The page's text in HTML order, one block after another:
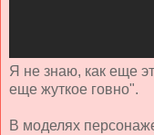
Я не знаю, как еще
еще жуткое говно".
В моделях